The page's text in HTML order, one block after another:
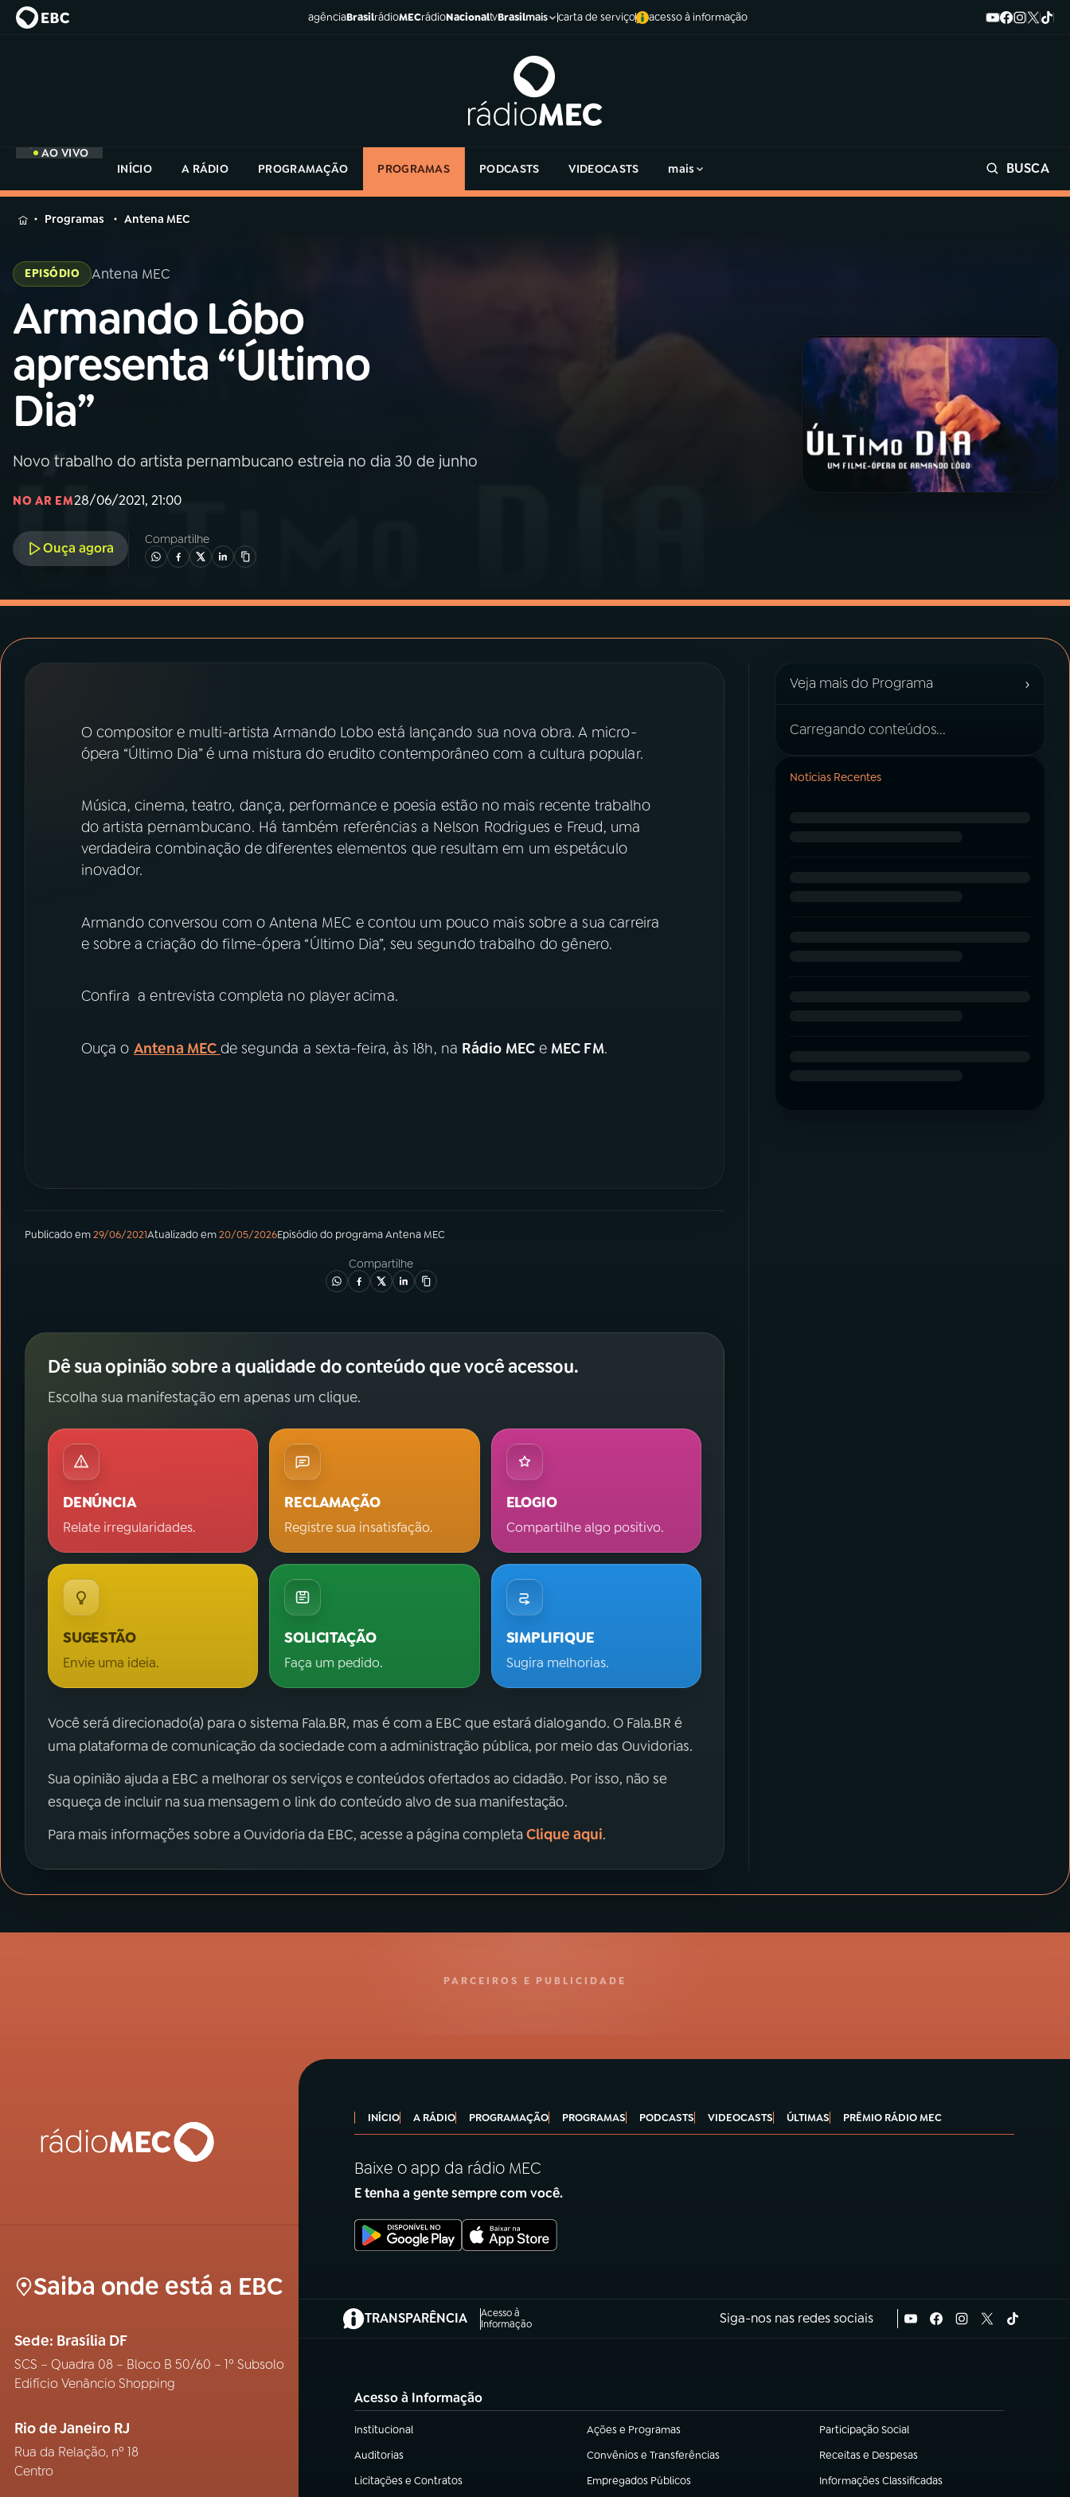
agênciaBrasilrádioMECrádioNacionaltvBrasilmais carta de serviço acesso à informação
AO VIVO
INÍCIO
A RÁDIO PROGRAMAÇÃO PROGRAMAS PODCASTS VIDEOCASTS mais BUSCA
MENU
Buscar
na
Rádio
MEC
AO VIVO
01INÍCIO
02 A RÁDIO
03PROGRAMAÇÃO
PROGRAMAS
ACOMPANHE A RÁDIO MEC
Facebook
na
Rádio
Programas Antena MEC
EPISÓDIO Antena MEC
Armando Lôbo
apresenta “Último
Dia”
Novo trabalho do artista pernambucano estreia no dia 30 de junho
NO AR EM28/06/2021, 21:00
Ouça agora
Compartilhe
O compositor e multi-artista Armando Lobo está lançando sua nova obra. A micro-
ópera “Último Dia” é uma mistura do erudito contemporâneo com a cultura popular.
Música, cinema, teatro, dança, performance e poesia estão no mais recente trabalho
do artista pernambucano. Há também referências a Nelson Rodrigues e Freud, uma
verdadeira combinação de diferentes elementos que resultam em um espetáculo
inovador.
Armando conversou com o Antena MEC e contou um pouco mais sobre a sua carreira
e sobre a criação do filme-ópera “Último Dia”, seu segundo trabalho do gênero.
Confira a entrevista completa no player acima.
Ouça o Antena MEC de segunda a sexta-feira, às 18h, na Rádio MEC e MEC FM.
Publicado em29/06/2021Atualizado em20/05/2026Episódiodo programaAntena MEC
Compartilhe
Dê sua opinião sobre a qualidade do conteúdo que você acessou.
Escolha sua manifestação em apenas um clique.
DENÚNCIA
Relate irregularidades.
RECLAMAÇÃO
Registre sua insatisfação.
ELOGIO
Compartilhe algo positivo.
SUGESTÃO
Envie uma ideia.
SOLICITAÇÃO
Faça um pedido.
SIMPLIFIQUE
Sugira melhorias.
Você será direcionado(a) para o sistema Fala.BR, mas é com a EBC que estará dialogando. O Fala.BR é
uma plataforma de comunicação da sociedade com a administração pública, por meio das Ouvidorias.
Sua opinião ajuda a EBC a melhorar os serviços e conteúdos ofertados ao cidadão. Por isso, não se
esqueça de incluir na sua mensagem o link do conteúdo alvo de sua manifestação.
Para mais informações sobre a Ouvidoria da EBC, acesse a página completaClique aqui.
Veja mais do Programa ›
Carregando conteúdos...
Notícias Recentes
PARCEIROS E PUBLICIDADE
Saiba onde está a EBC
Sede: Brasília DF
SCS – Quadra 08 – Bloco B 50/60 – 1º Subsolo
Edifício Venâncio Shopping
Rio de Janeiro RJ
Rua da Relação, nº 18
Centro
INÍCIO A RÁDIO PROGRAMAÇÃO PROGRAMAS PODCASTS VIDEOCASTS ÚLTIMAS PRÊMIO RÁDIO MEC
Baixe o app da rádio MEC
E tenha a gente sempre com você.
TRANSPARÊNCIA
Acesso à
Informação
(abre em nova aba) Siga-nos nas redes sociais
Acesso à Informação
Institucional
(abre em nova aba) Ações e Programas
(abre em nova aba) Participação Social
(abre em nova aba)
Auditorias
(abre em nova aba) Convênios e Transferências
(abre em nova aba) Receitas e Despesas
(abre em nova aba)
Licitações e Contratos
(abre em nova aba) Empregados Públicos
(abre em nova aba) Informações Classificadas
(abre em nova aba)